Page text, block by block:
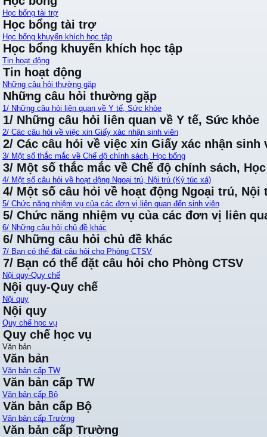
Học bổng tài trợ
Học bổng tài trợ
Học bổng khuyến khích học tập
Học bổng khuyến khích học tập
Tin hoạt động
Tin hoạt động
Những câu hỏi thường gặp
Những câu hỏi thường gặp
1/ Những câu hỏi liên quan về Y tế, Sức khỏe
1/ Những câu hỏi liên quan về Y tế, Sức khỏe
2/ Các câu hỏi về việc xin Giấy xác nhận sinh viên
2/ Các câu hỏi về việc xin Giấy xác nhận sinh
3/ Một số thắc mắc về Chế độ chính sách, Học bổng
3/ Một số thắc mắc về Chế độ chính sách,
4/ Một số câu hỏi về hoạt động Ngoại trú, Nội trú (Ký túc xá)
4/ Một số câu hỏi về hoạt động Ngoại trú, Nội
5/ Chức năng nhiệm vụ của các đơn vị liên quan đến sinh viên
5/ Chức năng nhiệm vụ của các đơn vị liên
6/ Những câu hỏi chủ đề khác
6/ Những câu hỏi chủ đề khác
7/ Bạn có thể đặt câu hỏi cho Phòng CTSV
7/ Bạn có thể đặt câu hỏi cho Phòng CTSV
Nội quy-Quy chế
Nội quy-Quy chế
Nội quy
Nội quy
Quy chế học vụ
Quy chế học vụ
Văn bản
Văn bản
Văn bản cấp TW
Văn bản cấp TW
Văn bản cấp Bộ
Văn bản cấp Bộ
Văn bản cấp Trường
Văn bản cấp Trường